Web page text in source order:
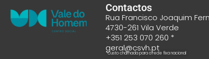
Contactos
Rua Francisco Joaquim
4730-261 Vila Verde
+351 253 070 260 *
geral@csvh.pt
*Custo chamada para a rede fixa nacional